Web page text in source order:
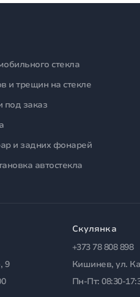
стекла
и трещин на стекле
под заказ
и задних фонарей
автостекла
9
Скулянка
+373 78 808 898
Кишинев, ул.
Пн-Пт: 08:30-